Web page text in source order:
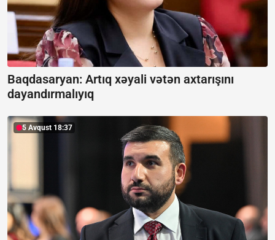
Baqdasaryan: Artıq xəyali vətən axtarışını
dayandırmalıyıq
5 Avqust 18:37